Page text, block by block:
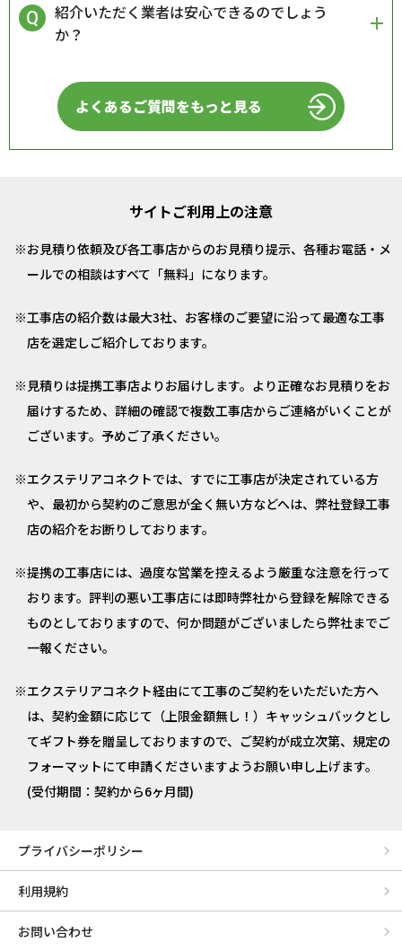
紹介いただく業者は安心できるのでしょう
か？
よくあるご質問をもっと見る
サイトご利用上の注意
お見積り依頼及び各工事店からのお見積り提示、各種お電話・メ
ールでの相談はすべて「無料」になります。
工事店の紹介数は最大3社、お客様のご要望に沿って最適な工事
店を選定しご紹介しております。
見積りは提携工事店よりお届けします。より正確なお見積りをお
届けするため、詳細の確認で複数工事店からご連絡がいくことが
ございます。予めご了承ください。
エクステリアコネクトでは、すでに工事店が決定されている方
や、最初から契約のご意思が全く無い方などへは、弊社登録工事
店の紹介をお断りしております。
提携の工事店には、過度な営業を控えるよう厳重な注意を行って
おります。評判の悪い工事店には即時弊社から登録を解除できる
ものとしておりますので、何か問題がございましたら弊社までご
一報ください。
エクステリアコネクト経由にて工事のご契約をいただいた方へ
は、契約金額に応じて（上限金額無し！）キャッシュバックとし
てギフト券を贈呈しておりますので、ご契約が成立次第、規定の
フォーマットにて申請くださいますようお願い申し上げます。
(受付期間：契約から6ヶ月間)
プライバシーポリシー
利用規約
お問い合わせ